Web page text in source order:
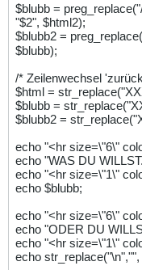
$blubb =
"$2", $html2);
$blubb2 =
$blubb);
/* Zeilenwechsel
$html =
$blubb =
$blubb2 =
echo "<hr size=\"6\"
echo "WAS DU
echo "<hr size=\"1\"
echo $blubb;
echo "<hr size=\"6\"
echo "ODER DU
echo "<hr size=\"1\"
echo